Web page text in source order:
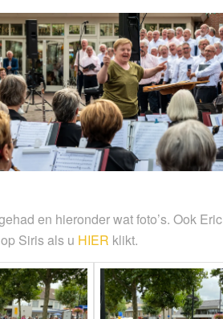
en hieronder wat foto’s. Ook Eric
Siris als u HIER klikt.